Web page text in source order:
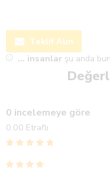
Teklif Alın
... insanlar şu anda
0 incelemeye göre
0.00 Etraflı